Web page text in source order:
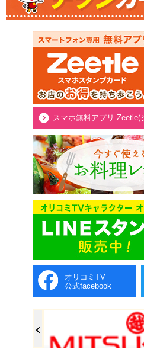
スマホ無料アプリ Zeetle(
オリコミTV
公式facebook